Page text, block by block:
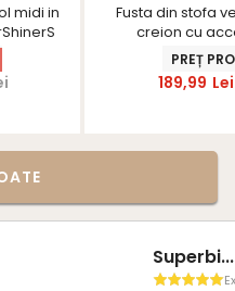
midi in
Fusta din stofa
creion cu
PREȚ
189,99 Lei
Pantalonii visinii office